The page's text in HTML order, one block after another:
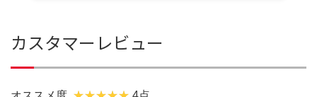
カスタマーレビュー